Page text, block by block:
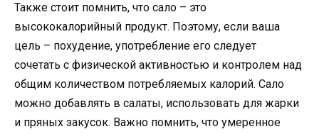
Также стоит помнить, что сало – это
высококалорийный продукт. Поэтому, если ваша
цель – похудение, употребление его следует
сочетать с физической активностью и контролем над
общим количеством потребляемых калорий. Сало
можно добавлять в салаты, использовать для жарки
и пряных закусок. Важно помнить, что умеренное